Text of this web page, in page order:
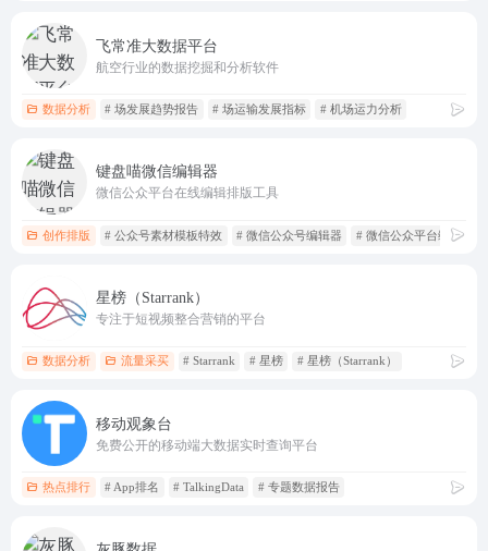
飞常准大数据平台
航空行业的数据挖掘和分析软件
数据分析 # 场发展趋势报告 # 场运输发展指标 # 机场运力分析
键盘喵微信编辑器
微信公众平台在线编辑排版工具
创作排版 # 公众号素材模板特效 # 微信公众号编辑器 # 微信公众平台编辑器
星榜（Starrank）
专注于短视频整合营销的平台
数据分析 流量采买 # Starrank # 星榜 # 星榜（Starrank）
移动观象台
免费公开的移动端大数据实时查询平台
热点排行 # App排名 # TalkingData # 专题数据报告